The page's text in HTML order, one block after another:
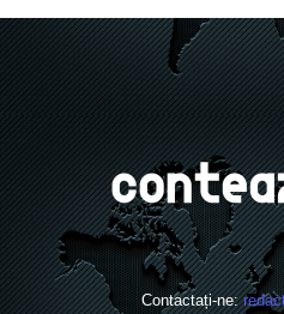
Contactați-ne: